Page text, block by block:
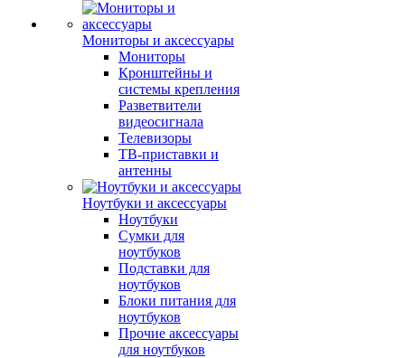
Мониторы и аксессуары
Мониторы
Кронштейны и
системы крепления
Разветвители
видеосигнала
Телевизоры
ТВ-приставки и
антенны
Ноутбуки и аксессуары
Ноутбуки
Сумки для
ноутбуков
Подставки для
ноутбуков
Блоки питания для
ноутбуков
Прочие аксессуары
для ноутбуков